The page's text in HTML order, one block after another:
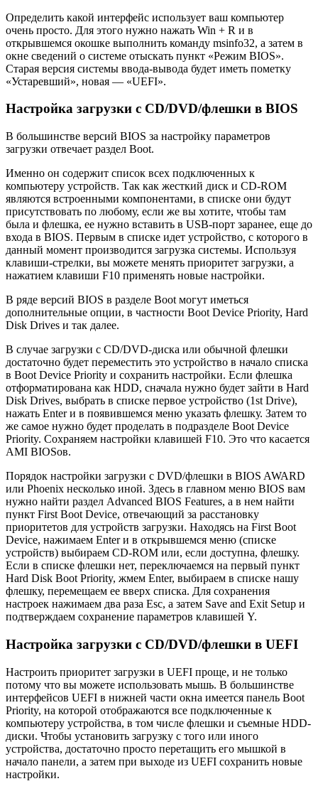
Определить какой интерфейс использует ваш компьютер
очень просто. Для этого нужно нажать Win + R и в
открывшемся окошке выполнить команду msinfo32, а затем в
окне сведений о системе отыскать пункт «Режим BIOS».
Старая версия системы ввода-вывода будет иметь пометку
«Устаревший», новая — «UEFI».
Настройка загрузки с CD/DVD/флешки в BIOS
В большинстве версий BIOS за настройку параметров
загрузки отвечает раздел Boot.
Именно он содержит список всех подключенных к
компьютеру устройств. Так как жесткий диск и CD-ROM
являются встроенными компонентами, в списке они будут
присутствовать по любому, если же вы хотите, чтобы там
была и флешка, ее нужно вставить в USB-порт заранее, еще до
входа в BIOS. Первым в списке идет устройство, с которого в
данный момент производится загрузка системы. Используя
клавиши-стрелки, вы можете менять приоритет загрузки, а
нажатием клавиши F10 применять новые настройки.
В ряде версий BIOS в разделе Boot могут иметься
дополнительные опции, в частности Boot Device Priority, Hard
Disk Drives и так далее.
В случае загрузки с CD/DVD-диска или обычной флешки
достаточно будет переместить это устройство в начало списка
в Boot Device Priority и сохранить настройки. Если флешка
отформатирована как HDD, сначала нужно будет зайти в Hard
Disk Drives, выбрать в списке первое устройство (1st Drive),
нажать Enter и в появившемся меню указать флешку. Затем то
же самое нужно будет проделать в подразделе Boot Device
Priority. Сохраняем настройки клавишей F10. Это что касается
AMI BIOSов.
Порядок настройки загрузки с DVD/флешки в BIOS AWARD
или Phoenix несколько иной. Здесь в главном меню BIOS вам
нужно найти раздел Advanced BIOS Features, а в нем найти
пункт First Boot Device, отвечающий за расстановку
приоритетов для устройств загрузки. Находясь на First Boot
Device, нажимаем Enter и в открывшемся меню (списке
устройств) выбираем CD-ROM или, если доступна, флешку.
Если в списке флешки нет, переключаемся на первый пункт
Hard Disk Boot Priority, жмем Enter, выбираем в списке нашу
флешку, перемещаем ее вверх списка. Для сохранения
настроек нажимаем два раза Esc, а затем Save and Exit Setup и
подтверждаем сохранение параметров клавишей Y.
Настройка загрузки с CD/DVD/флешки в UEFI
Настроить приоритет загрузки в UEFI проще, и не только
потому что вы можете использовать мышь. В большинстве
интерфейсов UEFI в нижней части окна имеется панель Boot
Priority, на которой отображаются все подключенные к
компьютеру устройства, в том числе флешки и съемные HDD-
диски. Чтобы установить загрузку с того или иного
устройства, достаточно просто перетащить его мышкой в
начало панели, а затем при выходе из UEFI сохранить новые
настройки.